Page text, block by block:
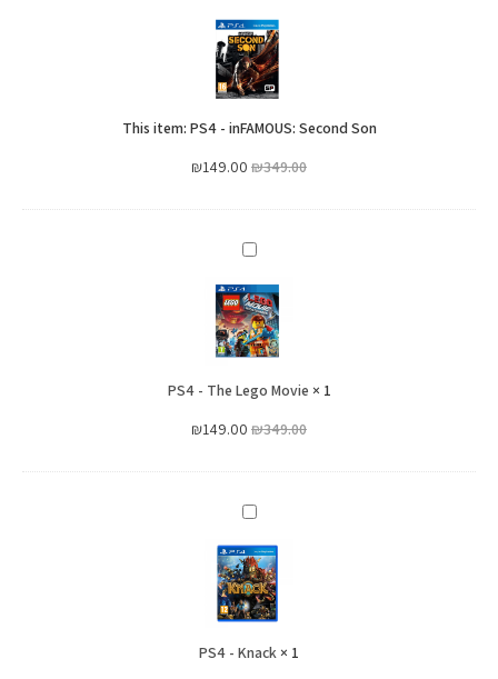
-
inFAMOUS:
Second
Son
This item: PS4 - inFAMOUS: Second Son
₪349.00
₪149.00
PS4
The
Lego
Movie
1
×
PS4 - The Lego Movie
₪349.00
₪149.00
PS4
-
Knack
1
×
PS4 - Knack